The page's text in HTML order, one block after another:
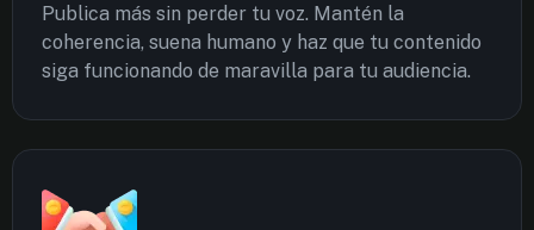
Publica más sin perder tu voz. Mantén la
coherencia, suena humano y haz que tu contenido
siga funcionando de maravilla para tu audiencia.